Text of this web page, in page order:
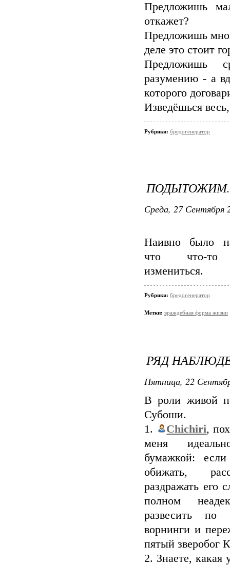
Предложишь
откажет?
Предложишь
деле это стоит
Предложишь
разумению - а
которого
Изведёшься
Рубрики: бредогенератор
Среда, 27 Сентября
Наивно было
что что-то
измениться.
Рубрики: бредогенератор
Метки: враждебная форма жизни
РЯД
Пятница, 22
В роли живой
Субоши.
1.
Chichiri,
меня
бумажкой:
обижать,
раздражать его
полном
развесить по
ворнинги и
пятый зверобог
2. Знаете, какая